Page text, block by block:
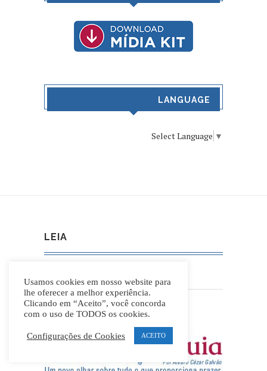
LANGUAGE
Select Language ▼
LEIA
Política de Privacidade e Cookies
Termos e Condições de Uso
Usamos cookies em nosso website para
lhe oferecer a melhor experiência.
Clicando em “Aceito”, você concorda
com o uso de TODOS os cookies.
Configurações de Cookies ACEITO